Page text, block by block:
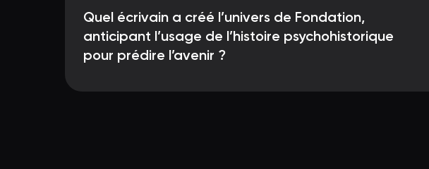
Quel écrivain a créé l’univers de Fondation,
anticipant l’usage de l’histoire psychohistorique
pour prédire l’avenir ?